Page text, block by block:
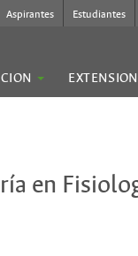
Aspirantes Estudiantes
EXTENSION
en